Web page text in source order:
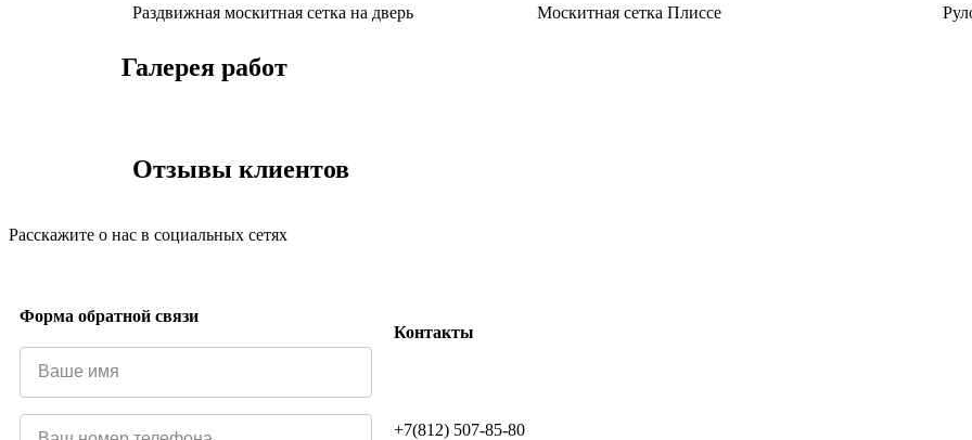
Раздвижная москитная сетка на дверь Москитная сетка Плиссе
Галерея работ
Отзывы клиентов
Расскажите о нас в социальных сетях
Форма обратной связи
Контакты
+7(812) 507-85-80